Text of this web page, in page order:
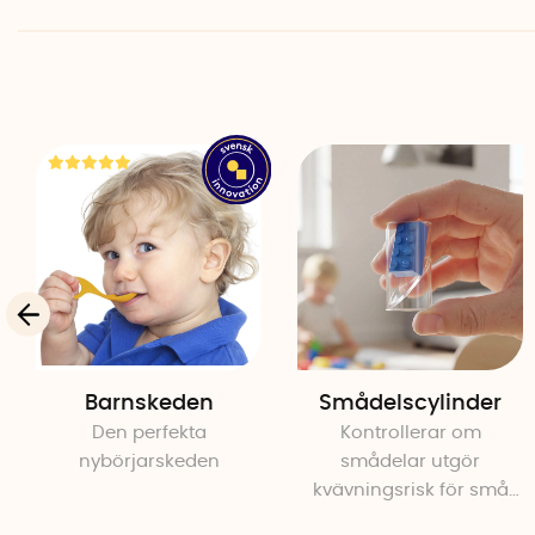
Barnskeden
Den perfekta
nybörjarskeden
Smådelscylinder
Kontrollerar om
smådelar utgör
kvävningsrisk för små